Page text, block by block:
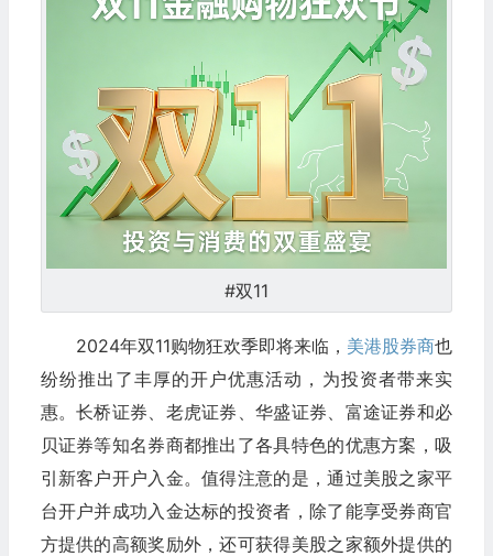
#双11
2024年双11购物狂欢季即将来临， 美港股券商也
纷纷推出了丰厚的开户优惠活动，为投资者带来实
惠。长桥证券、老虎证券、华盛证券、富途证券和必
贝证券等知名券商都推出了各具特色的优惠方案，吸
引新客户开户入金。值得注意的是，通过美股之家平
台开户并成功入金达标的投资者，除了能享受券商官
方提供的高额奖励外，还可获得美股之家额外提供的